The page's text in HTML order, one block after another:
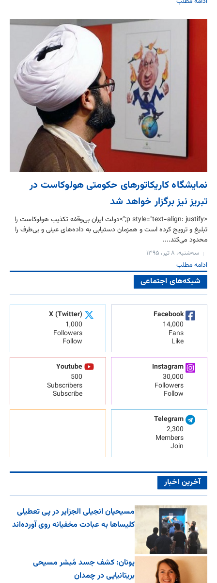
نمایشگاه کاریکاتورهای حکومتی هولوکاست در
تبریز نیز برگزار خواهد شد
<p style="text-align: justify;">دولت ایران بی‌وقفه تکذیب هولوکاست را
تبلیغ و ترویج کرده است و همزمان دستیابی به داده‌های عینی و بی‌طرف را
محدود می‌‏کند....
سه‌شنبه، ۸ تیر، ۱۳۹۵
ادامه مطلب
شبکه‌های اجتماعی
Facebook
14,000
Fans
Like
X (Twitter)
1,000
Followers
Follow
Instagram
30,000
Followers
Follow
Youtube
500
Subscribers
Subscribe
Telegram
2,300
Members
Join
آخرین اخبار
مسیحیان انجیلی الجزایر در پی تعطیلی
کلیساها به عبادت مخفیانه روی آورده‌اند
یونان: کشف جسد مُبشر مسیحی
بریتانیایی در چمدان